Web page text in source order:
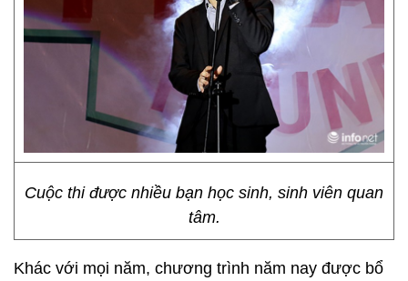
Cuộc thi được nhiều bạn học sinh, sinh viên quan
tâm.
Khác với mọi năm, chương trình năm nay được bổ